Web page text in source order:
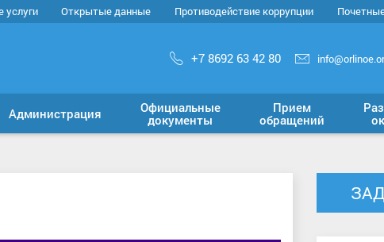
услуги Открытые данные Противодействие коррупции
+7 8692 63 42 80
Администрация
Официальные
документы
Прием
обращений